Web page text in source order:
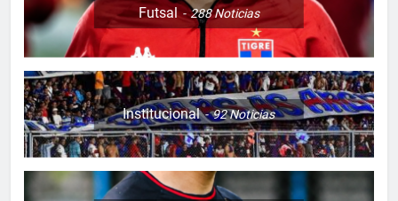
Futsal 288Noticias
Institucional 92Noticias